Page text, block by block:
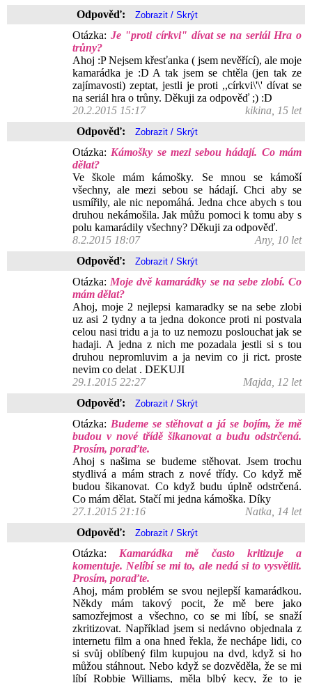
Odpověď:
Otázka: Je "proti církvi" dívat se na seriál Hra o
trůny?
Ahoj :P Nejsem křesťanka ( jsem nevěřící), ale moje
kamarádka je :D A tak jsem se chtěla (jen tak ze
zajímavosti) zeptat, jestli je proti ,,církvi\'\' dívat se
na seriál hra o trůny. Děkuji za odpověď ;) :D
20.2.2015 15:17
kikina, 15 let
Odpověď:
Otázka: Kámošky se mezi sebou hádají. Co mám
dělat?
Ve škole mám kámošky. Se mnou se kámoší
všechny, ale mezi sebou se hádají. Chci aby se
usmířily, ale nic nepomáhá. Jedna chce abych s tou
druhou nekámošila. Jak můžu pomoci k tomu aby s
polu kamarádily všechny? Děkuji za odpověď.
8.2.2015 18:07
Any, 10 let
Odpověď:
Otázka: Moje dvě kamarádky se na sebe zlobí. Co
mám dělat?
Ahoj, moje 2 nejlepsi kamaradky se na sebe zlobi
uz asi 2 tydny a ta jedna dokonce proti ni postvala
celou nasi tridu a ja to uz nemozu poslouchat jak se
hadaji. A jedna z nich me pozadala jestli si s tou
druhou nepromluvim a ja nevim co ji rict. proste
nevim co delat . DEKUJI
29.1.2015 22:27
Majda, 12 let
Odpověď:
Otázka: Budeme se stěhovat a já se bojím, že mě
budou v nové třídě šikanovat a budu odstrčená.
Prosím, poraďte.
Ahoj s našima se budeme stěhovat. Jsem trochu
stydlivá a mám strach z nové třídy. Co když mě
budou šikanovat. Co když budu úplně odstrčená.
Co mám dělat. Stačí mi jedna kámoška. Díky
27.1.2015 21:16
Natka, 14 let
Odpověď:
Otázka: Kamarádka mě často kritizuje a
komentuje. Nelíbí se mi to, ale nedá si to vysvětlit.
Prosím, poraďte.
Ahoj, mám problém se svou nejlepší kamarádkou.
Někdy mám takový pocit, že mě bere jako
samozřejmost a všechno, co se mi líbí, se snaží
zkritizovat. Například jsem si nedávno objednala z
internetu film a ona hned řekla, že nechápe lidi, co
si svůj oblíbený film kupujou na dvd, když si ho
můžou stáhnout. Nebo když se dozvěděla, že se mi
líbí Robbie Williams, měla blbý kecy, že to je